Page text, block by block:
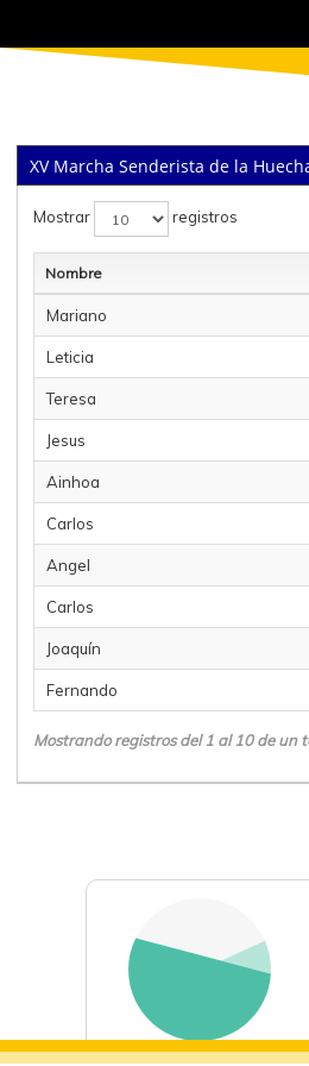
XV Marcha Senderista de la
Mostrar registros
Nombre
Mariano
Leticia
Teresa
Jesus
Ainhoa
Carlos
Angel
Carlos
Joaquín
Fernando
Mostrando registros del 1 al 10 de un
deportes